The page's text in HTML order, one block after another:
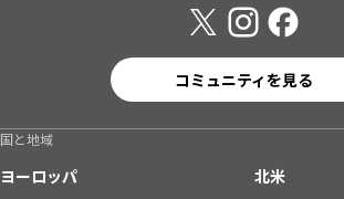
コミュニティを見る
国と地域
ヨーロッパ
北米